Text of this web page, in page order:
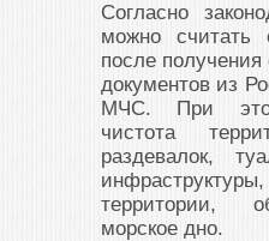
Согласно
можно считать
после
документов из
МЧС. При
чистота
раздевалок,
территории,
морское дно.